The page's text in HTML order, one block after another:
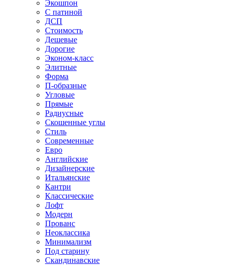
Экошпон
С патиной
ДСП
Стоимость
Дешевые
Дорогие
Эконом-класс
Элитные
Форма
П-образные
Угловые
Прямые
Радиусные
Скошенные углы
Стиль
Современные
Евро
Английские
Дизайнерские
Итальянские
Кантри
Классические
Лофт
Модерн
Прованс
Неоклассика
Минимализм
Под старину
Скандинавские